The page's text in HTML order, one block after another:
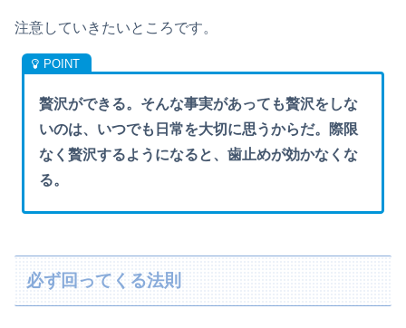
注意していきたいところです。
贅沢ができる。そんな事実があっても贅沢をしな
いのは、いつでも日常を大切に思うからだ。際限
なく贅沢するようになると、歯止めが効かなくな
る。
必ず回ってくる法則